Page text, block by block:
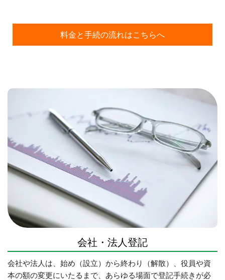
料金と手続の流れはこちらへ
会社・法人登記
会社や法人は、始め（設立）から終わり（解散）、役員や資
本の額の変更にいたるまで、あらゆる場面で登記手続きが必